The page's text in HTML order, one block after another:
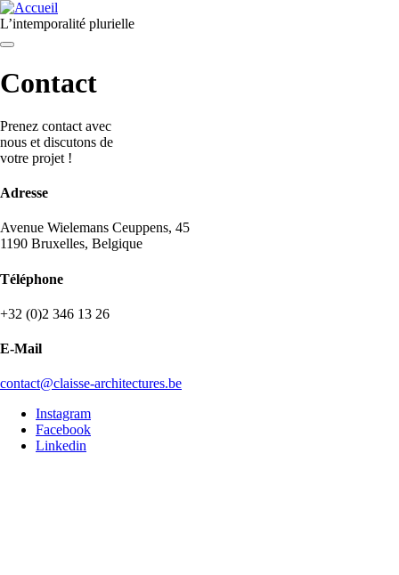
Aller au contenu principal
L’intemporalité plurielle
Navigation menu
Contact
Prenez contact avec
nous et discutons de
votre projet !
Adresse
Avenue Wielemans Ceuppens, 45
1190 Bruxelles, Belgique
Téléphone
+32 (0)2 346 13 26
E-Mail
contact@claisse-architectures.be
Instagram
Facebook
Linkedin